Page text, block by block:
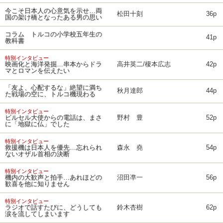
今こそ日本人の心意気を示せ…両
国の架け橋となったある男の思い
松田十刻 36p
コラム トルコの小学校五年生の
教科書
41p
特別インタビュー
映画化と海洋発掘…串本からドラ
マとロマンを伝えたい
高井英二/榎本広志 42p
「友よ、心配するな」絶望に満ち
た戦場の空に、トルコ機現わる
秋月達郎 44p
特別インタビュー
ビルセル大使からの電話は、まさ
に「地獄に仏」でした
野村 豊 52p
特別インタビュー
救援機は日本人を優先…忘れられ
ないオザル首相の決断
森永 堯 54p
特別インタビュー
機内の大歓声と拍手…あれほどの
歓喜を他に知りません
沼田凖一 56p
特別インタビュー
ラジオで話すたびに、どうしても
涙を流してしまいます
鈴木杏樹 62p